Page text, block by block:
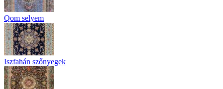
Qom selyem
Iszfahán szőnyegek